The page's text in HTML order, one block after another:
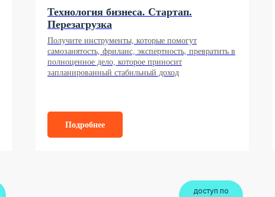
Технология бизнеса. Стартап.
Перезагрузка
Получите инструменты, которые помогут
самозанятость, фриланс, экспертность, превратить в
полноценное дело, которое приносит
запланированный стабильный доход
Подробнее
доступ по